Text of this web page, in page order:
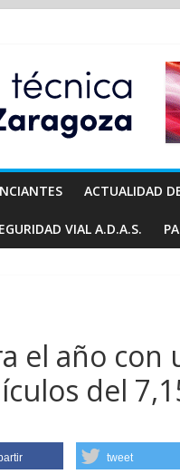
ACTUALIDAD
VIAL A.D.A.S.
el año
del
tweet